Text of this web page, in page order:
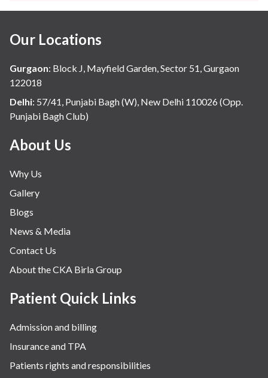
Hindi
Hospital Update
infectious disease
Internal Medicine
Mental Health
Minimal Access and Bariatric Surgery
Nephrology & Dialysis
Neurology
Obstetrics
Orthopaedics
Other Services
Pulmonology
Rheumatology
Robotic Precision
Surgery
The Breast Centre
The Oncology Centre
Our Locations
Gurgaon: Block J, Mayfield Garden, Sector 51, Gurgaon
122018
Delhi: 57/41, Punjabi Bagh (W), New Delhi 110026 (Opp.
Punjabi Bagh Club)
About Us
Why Us
Gallery
Blogs
News & Media
Contact Us
About the CKA Birla Group
Patient Quick Links
Admission and billing
Insurance and TPA
Patients rights and responsibilities